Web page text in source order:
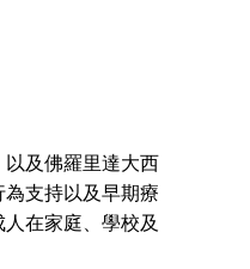
及佛羅里達大西
支持以及早期療
在家庭、學校及